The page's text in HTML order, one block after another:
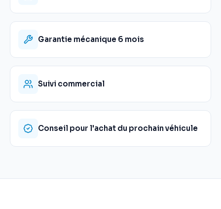
Garantie mécanique 6 mois
Suivi commercial
Conseil pour l'achat du prochain véhicule